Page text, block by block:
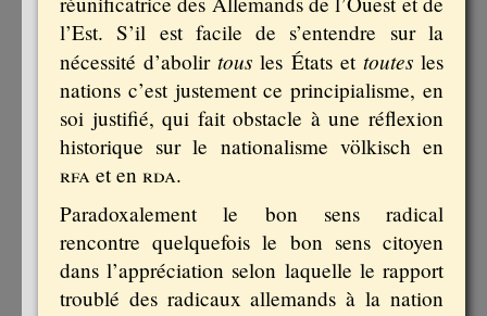
l’Est. S’il est facile de s’entendre sur la
nécessité d’abolirtousles États et toutesles
nations c’est justement ce principialisme, en
soi justifié, qui fait obstacle à une réflexion
historique sur le nationalisme völkisch en
rfa et en rda.
Paradoxalement le bon sens radical
rencontre quelquefois le bon sens citoyen
dans l’appréciation selon laquelle le rapport
troublé des radicaux allemands à la nation